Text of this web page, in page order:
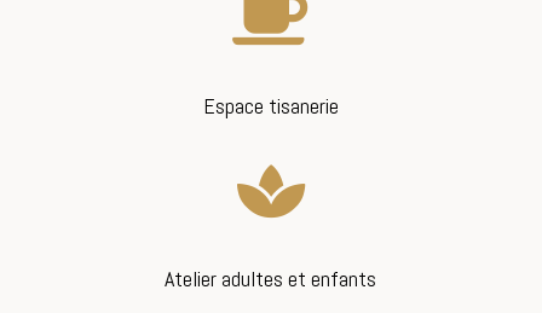

Espace tisanerie

Atelier adultes et enfants